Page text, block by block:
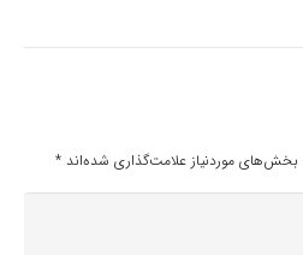
بخش‌های موردنیاز علامت‌گذاری شده‌اند *